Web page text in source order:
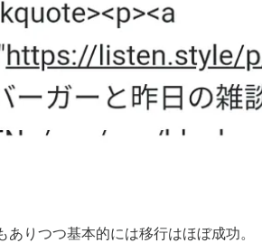
ありつつ基本的には移行はほぼ成功。